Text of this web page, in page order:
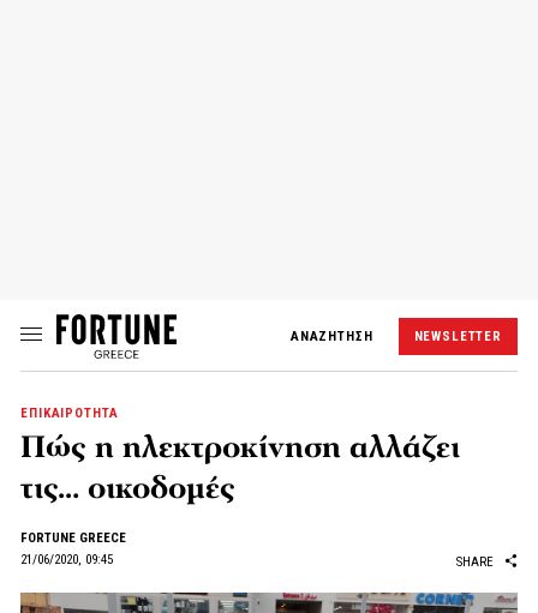
ΑΝΑΖΗΤΗΣΗ NEWSLETTER
ΕΠΙΚΑΙΡΟΤΗΤΑ
Πώς η ηλεκτροκίνηση αλλάζει
τις… οικοδομές
FORTUNE GREECE
21/06/2020, 09:45
SHARE